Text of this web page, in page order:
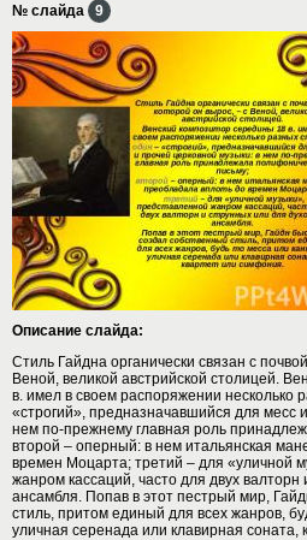
№ слайда 9
Описание слайда:
Стиль Гайдна органически связан с
Веной, великой австрийской столицей.
в. имел в своем распоряжении несколько
«строгий», предназначавшийся для месс
нем по-прежнему главная роль
второй – оперный: в нем итальянская
времен Моцарта; третий – для «уличной
жанром кассаций, часто для двух валторн
ансамбля. Попав в этот пестрый мир,
стиль, притом единый для всех жанров,
уличная серенада или клавирная соната,